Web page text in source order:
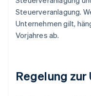
Steuerveranlagung.
Unternehmen gilt,
Vorjahres ab.
Regelung